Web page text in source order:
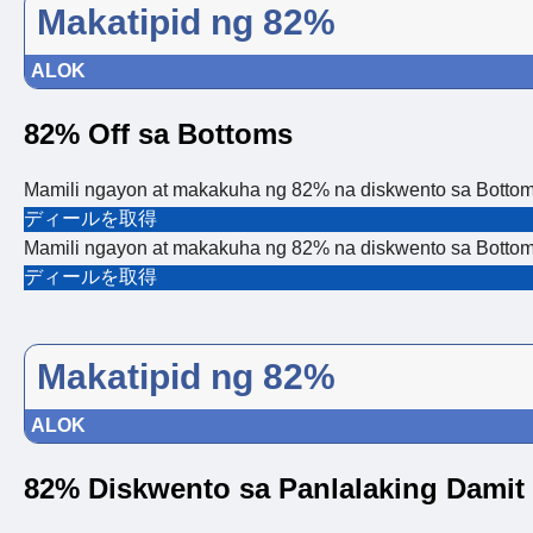
Makatipid ng 82%
ALOK
82% Off sa Bottoms
Mamili ngayon at makakuha ng 82% na diskwento sa
ディールを取得
Mamili ngayon at makakuha ng 82% na diskwento sa
ディールを取得
Makatipid ng 82%
ALOK
82% Diskwento sa Panlalaking Damit